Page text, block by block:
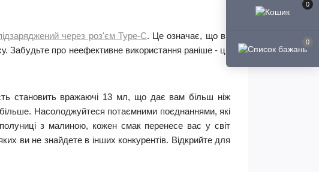
0
0
через роз'єм Type-C. Це означає, що ви
Забудьте про неефективне використання раніше - ця
становить вражаючі 13 мл, що дає вам більш ніж
Насолоджуйтеся потаємними поєднаннями, які
з малиною, кожен смак перенесе вас у світ
ви не знайдете в інших конкурентів. Відкрийте для